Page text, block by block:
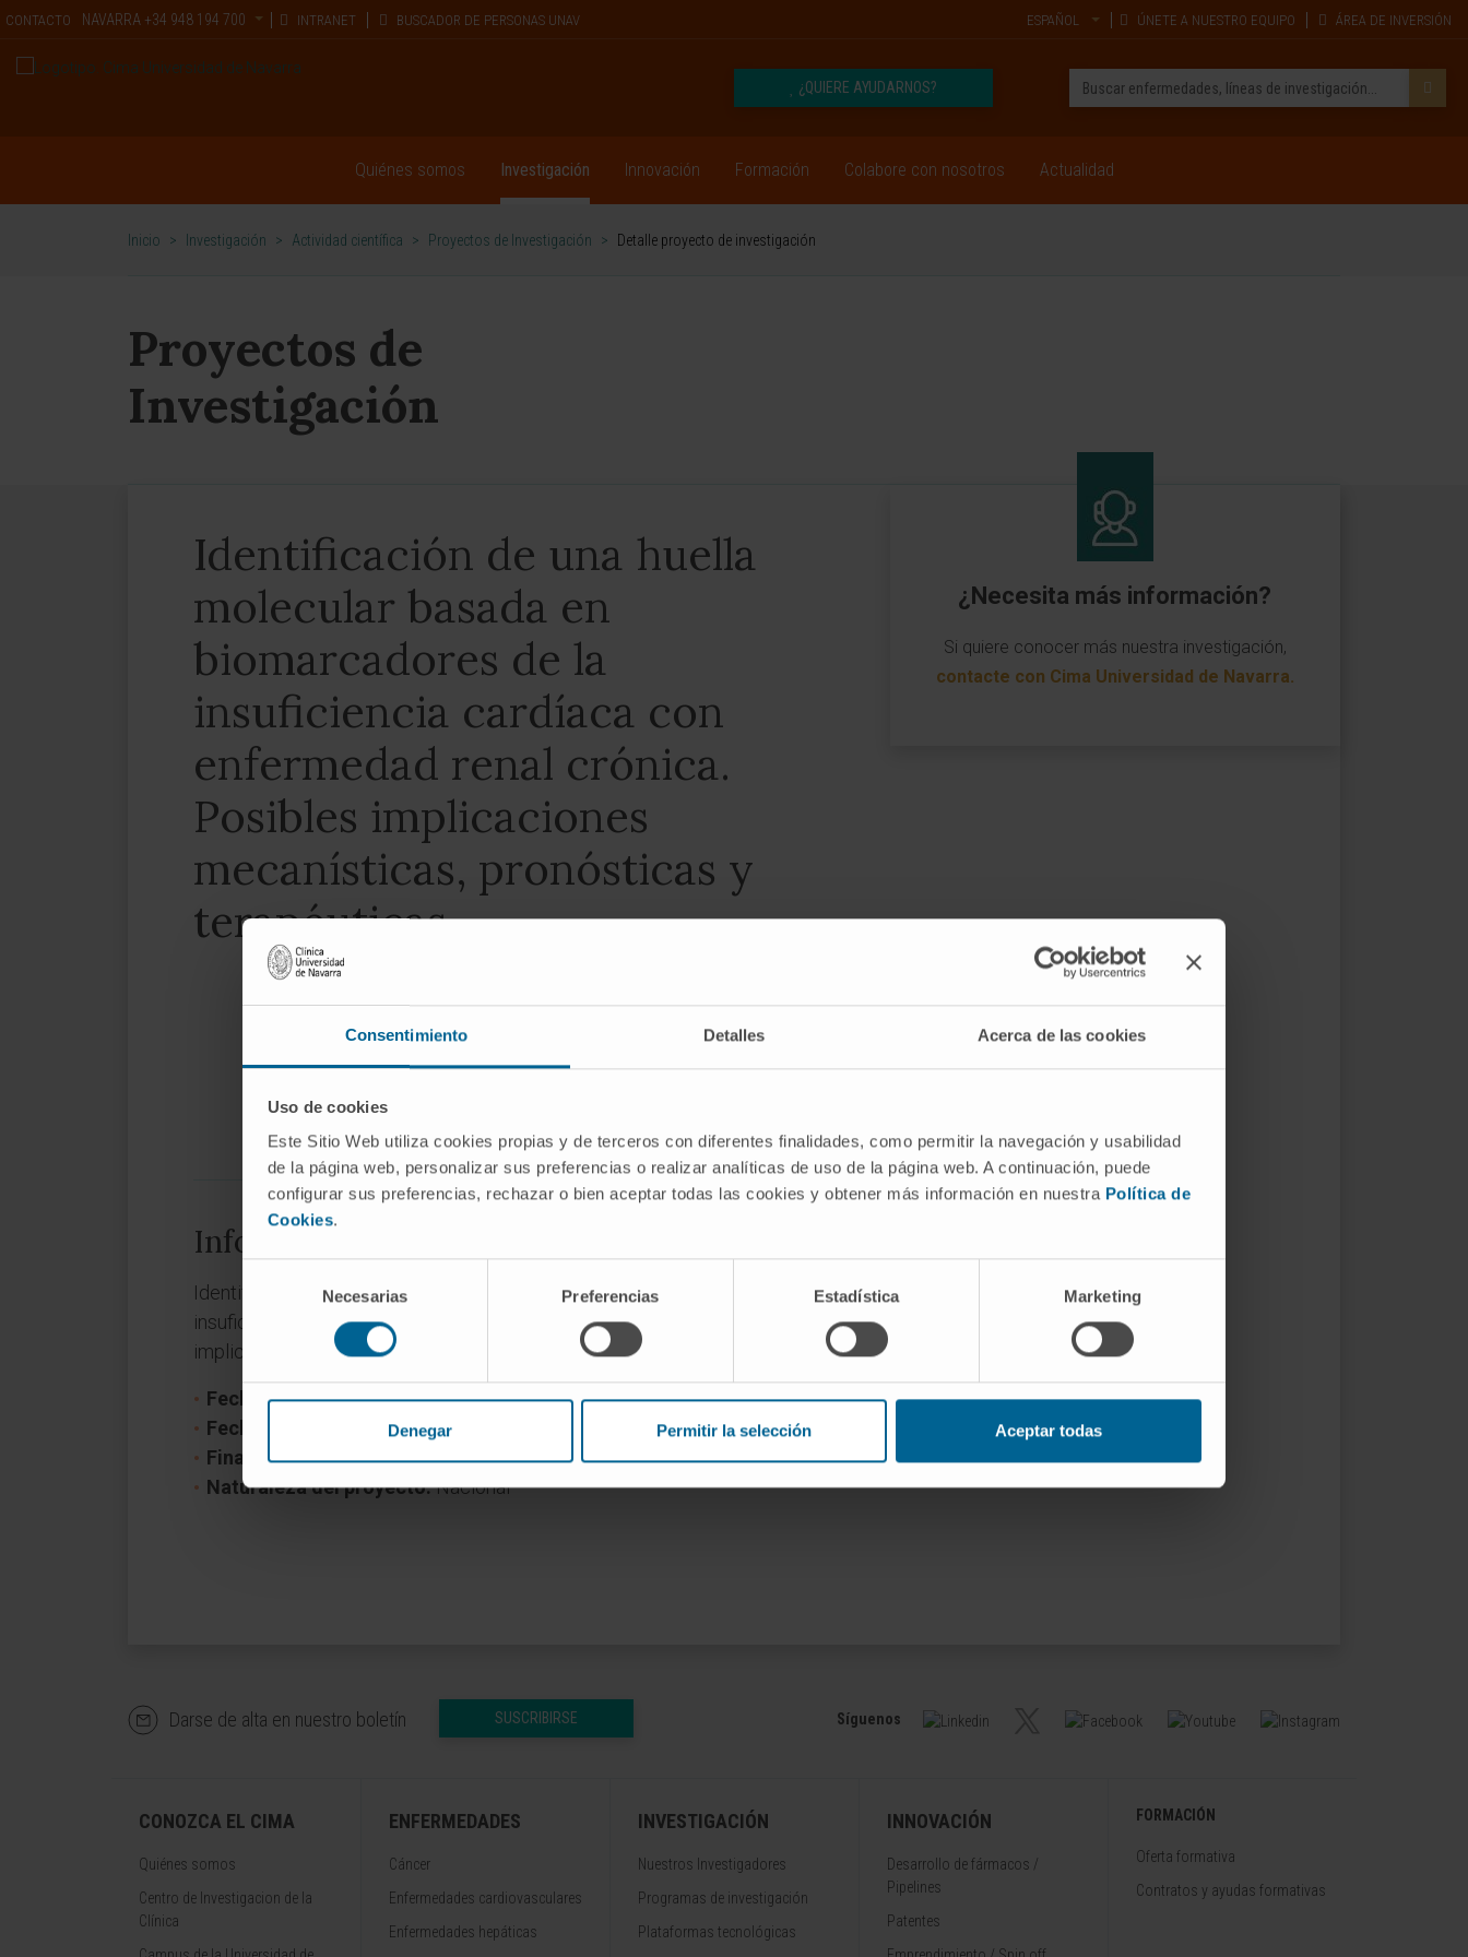
Consentimiento Detalles Acerca de las cookies
Uso de cookies
Este Sitio Web utiliza cookies propias y de terceros con diferentes finalidades, como permitir la navegación y usabilidad
de la página web, personalizar sus preferencias o realizar analíticas de uso de la página web. A continuación, puede
configurar sus preferencias, rechazar o bien aceptar todas las cookies y obtener más información en nuestra Política de
Cookies.
consentimiento
Necesarias Preferencias Estadística Marketing
Denegar Permitir la selección Aceptar todas
CONTACTO NAVARRA +34 948 194 700 INTRANET BUSCADOR DE PERSONAS UNAV ESPAÑOL ÚNETE A NUESTRO EQUIPO ÁREA DE INVERSIÓN
¿QUIERE AYUDARNOS?
Quiénes somos Investigación Innovación Formación Colabore con nosotros Actualidad
Inicio > Investigación > Actividad científica > Proyectos de Investigación > Detalle proyecto de investigación
Proyectos de
Investigación
Identificación de una huella
molecular basada en
biomarcadores de la
insuficiencia cardíaca con
enfermedad renal crónica.
Posibles implicaciones
mecanísticas, pronósticas y
terapéuticas
GRUPO DE INVESTIGACIÓN
ENFERMEDAD
Información del proyecto
Identificación de una huella molecular basada en biomarcadores de la
insuficiencia cardíaca con enfermedad renal crónica. Posibles
implicaciones mecanísticas, pronósticas y terapéuticas.
Fecha inicio:1 de enero de 2021
Fecha fin:
31 de diciembre de 2023
Financiador:Instituto de Salud Carlos III
Naturaleza del proyecto:Nacional
¿Necesita más información?
Si quiere conocer más nuestra investigación,
contacte con Cima Universidad de Navarra.
Darse de alta en nuestro boletín SUSCRIBIRSE Síguenos
CONOZCA EL CIMA
Quiénes somos
Centro de Investigacion de la
Clínica
ENFERMEDADES
Cáncer
Enfermedades cardiovasculares
Enfermedades hepáticas
INVESTIGACIÓN
Nuestros Investigadores
Programas de investigación
Plataformas tecnológicas
INNOVACIÓN
Desarrollo de fármacos /
Pipelines
Patentes
FORMACIÓN
Oferta formativa
Contratos y ayudas formativas